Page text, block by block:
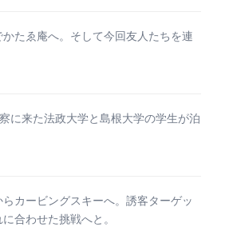
たゑ庵へ。そして今回友人たちを連
に来た法政大学と島根大学の学生が泊
カービングスキーへ。誘客ターゲッ
合わせた挑戦へと。